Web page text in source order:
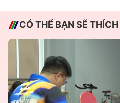
CÓ THỂ BẠN SẼ THÍCH